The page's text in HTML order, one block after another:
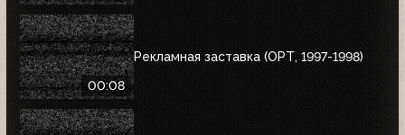
00:08
Рекламная заставка (ОРТ, 1997-1998)